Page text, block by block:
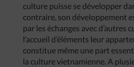
culture puisse se développer
contraire, son développement
par les échanges avec d’autres
l’accueil d’éléments leur
constitue même une part
la culture vietnamienne. A